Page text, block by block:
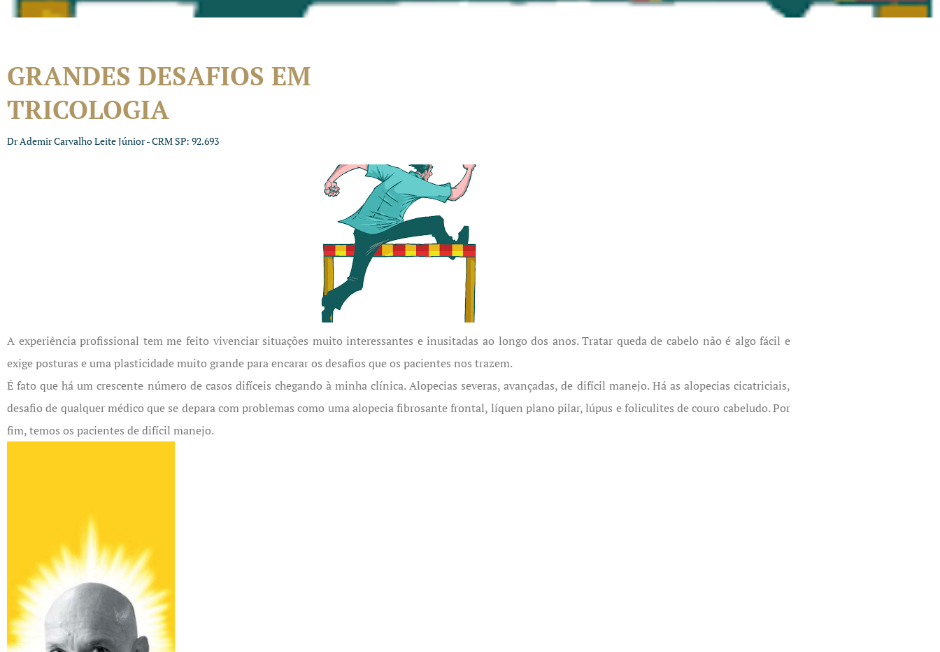
GRANDES DESAFIOS EM
TRICOLOGIA
Dr Ademir Carvalho Leite Júnior - CRM SP: 92.693
A experiência profissional tem me feito vivenciar situações muito interessantes e inusitadas ao longo dos anos. Tratar queda de cabelo não é algo fácil e
exige posturas e uma plasticidade muito grande para encarar os desafios que os pacientes nos trazem.
É fato que há um crescente número de casos difíceis chegando à minha clínica. Alopecias severas, avançadas, de difícil manejo. Há as alopecias cicatriciais,
desafio de qualquer médico que se depara com problemas como uma alopecia fibrosante frontal, líquen plano pilar, lúpus e foliculites de couro cabeludo. Por
fim, temos os pacientes de difícil manejo.